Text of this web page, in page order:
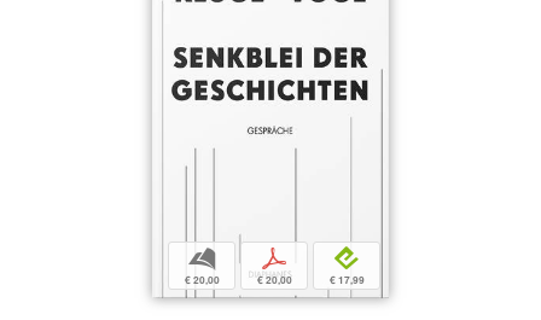
b
€ 20,00
p
€ 20,00
e
€ 17,99